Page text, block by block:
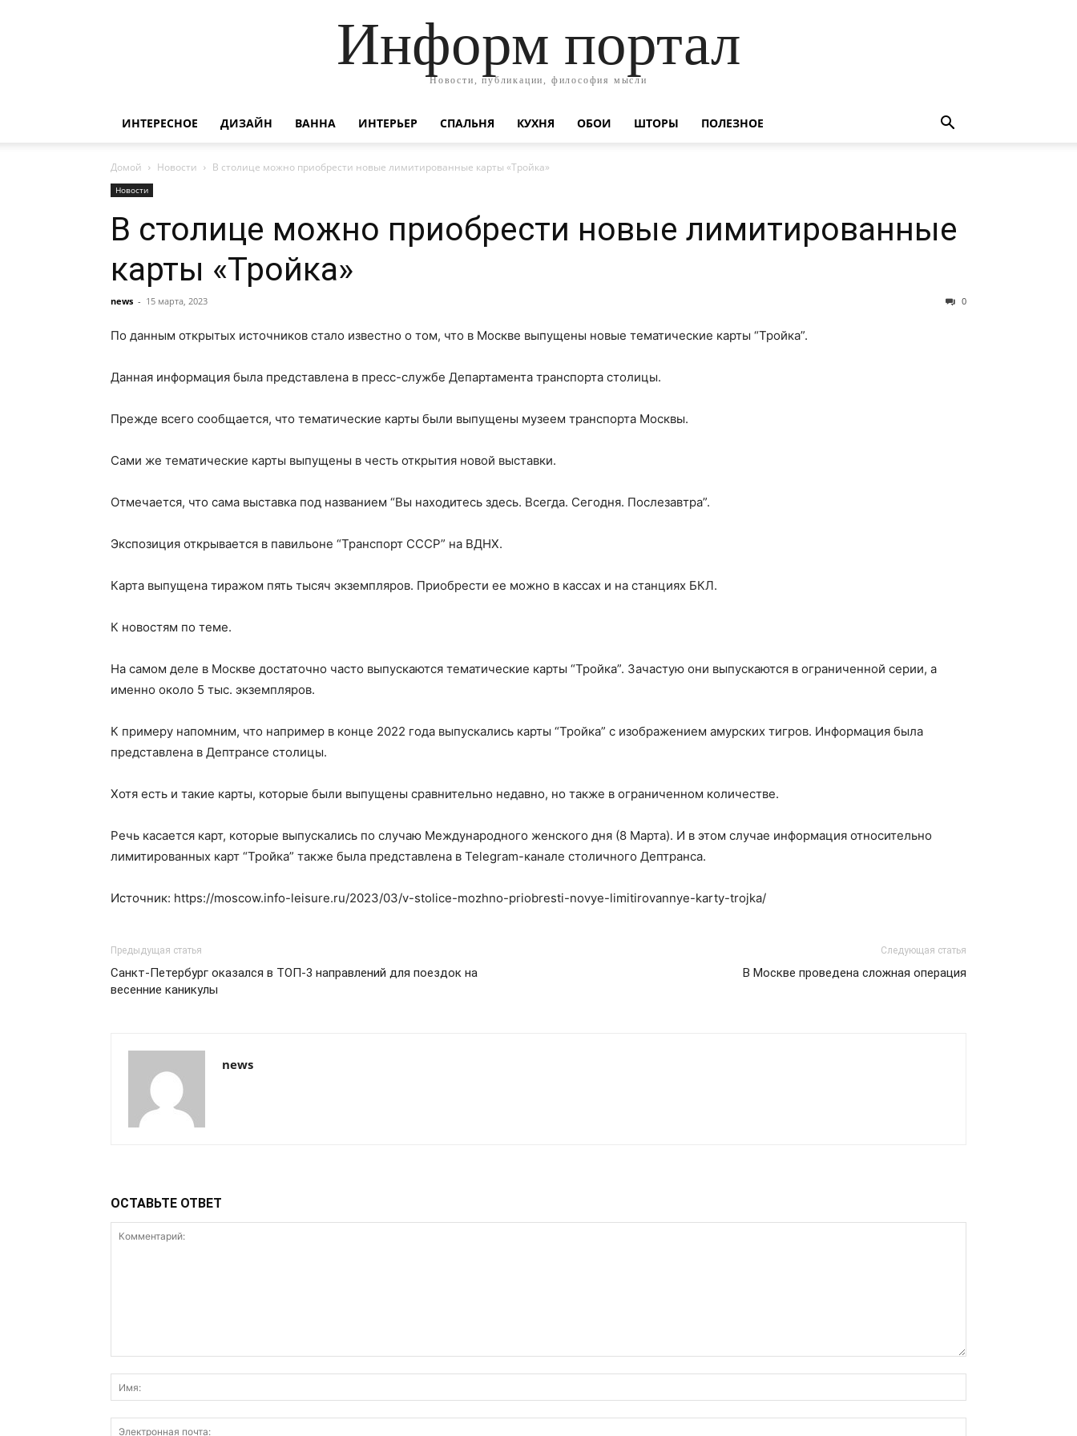
Информ портал
Новости, публикации, философия мысли
ИНТЕРЕСНОЕ ДИЗАЙН ВАННА ИНТЕРЬЕР СПАЛЬНЯ КУХНЯ ОБОИ ШТОРЫ ПОЛЕЗНОЕ
Домой Новости В столице можно приобрести новые лимитированные карты «Тройка»
Новости
В столице можно приобрести новые лимитированные
карты «Тройка»
news - 15 марта, 2023 0
По данным открытых источников стало известно о том, что в Москве выпущены новые тематические карты “Тройка”.
Данная информация была представлена в пресс-службе Департамента транспорта столицы.
Прежде всего сообщается, что тематические карты были выпущены музеем транспорта Москвы.
Сами же тематические карты выпущены в честь открытия новой выставки.
Отмечается, что сама выставка под названием “Вы находитесь здесь. Всегда. Сегодня. Послезавтра”.
Экспозиция открывается в павильоне “Транспорт СССР” на ВДНХ.
Карта выпущена тиражом пять тысяч экземпляров. Приобрести ее можно в кассах и на станциях БКЛ.
К новостям по теме.
На самом деле в Москве достаточно часто выпускаются тематические карты “Тройка”. Зачастую они выпускаются в ограниченной серии, а
именно около 5 тыс. экземпляров.
К примеру напомним, что например в конце 2022 года выпускались карты “Тройка” с изображением амурских тигров. Информация была
представлена в Дептрансе столицы.
Хотя есть и такие карты, которые были выпущены сравнительно недавно, но также в ограниченном количестве.
Речь касается карт, которые выпускались по случаю Международного женского дня (8 Марта). И в этом случае информация относительно
лимитированных карт “Тройка” также была представлена в Telegram-канале столичного Дептранса.
Источник: https://moscow.info-leisure.ru/2023/03/v-stolice-mozhno-priobresti-novye-limitirovannye-karty-trojka/
Предыдущая статья
Санкт-Петербург оказался в ТОП-3 направлений для поездок на
весенние каникулы
Следующая статья
В Москве проведена сложная операция
news
ОСТАВЬТЕ ОТВЕТ